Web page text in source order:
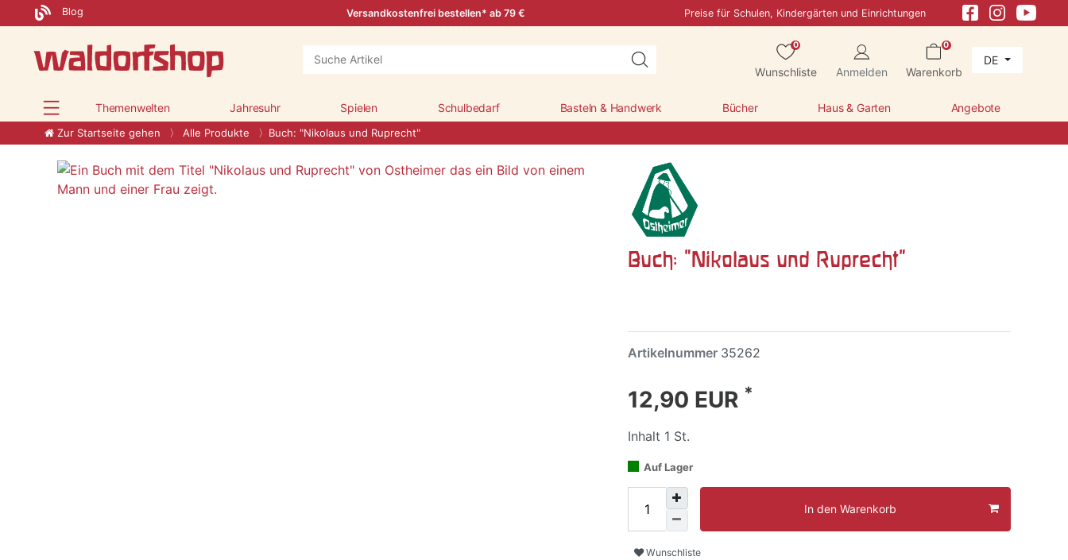
Blog Versandkostenfrei bestellen* ab 79 € Preise für Schulen, Kindergärten und Einrichtungen
0
Wunschliste Anmelden
0
Warenkorb
DE
Themenwelten Jahresuhr Spielen Schulbedarf Basteln & Handwerk Bücher Haus & Garten Angebote
Zur Startseite gehen Alle Produkte Buch: "Nikolaus und Ruprecht"
Buch: "Nikolaus und Ruprecht"
Artikelnummer 35262
12,90 EUR *
Inhalt 1 St.
Auf Lager
In den Warenkorb
Wunschliste